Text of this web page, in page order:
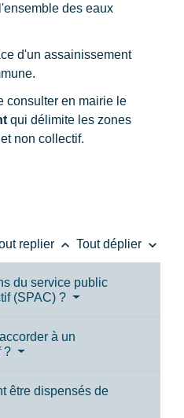
des eaux
d'un assainissement
consulter en mairie le
qui délimite les zones
non collectif.
replier keyboard_arrow_up Tout déplier keyboard_arrow_down
du service public
(SPAC) ?
à un
?
être dispensés de